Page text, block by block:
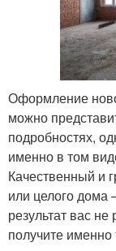
Оформление
можно
подробностях,
именно в том
Качественный и
или целого дома
результат вас
получите именно